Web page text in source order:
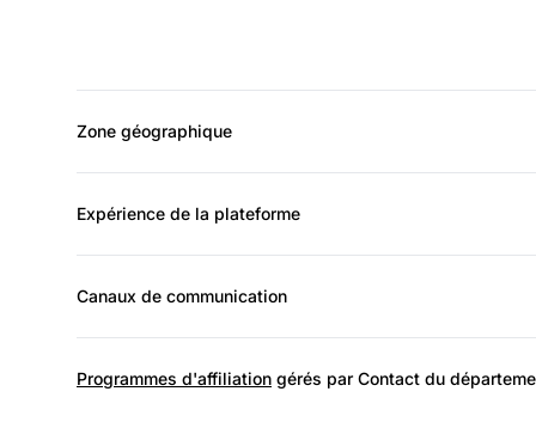
Zone géographique
Expérience de la plateforme
Canaux de communication
Programmes d'affiliation gérés par Contact du